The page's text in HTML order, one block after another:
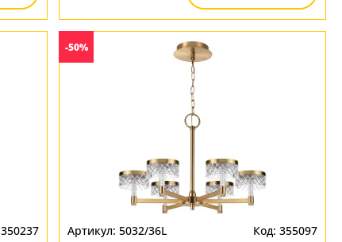
350237
-50%
5032/36L 355097